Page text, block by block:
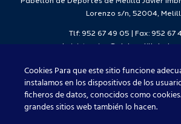
Lorenzo s/n, 52004,
Tlf: 952 67 49 05 | Fax: 952 67
Club Melilla Baloncesto
Cookies Para que este sitio funcione
instalamos en los dispositivos de los
ficheros de datos, conocidos como
grandes sitios web también lo hacen.